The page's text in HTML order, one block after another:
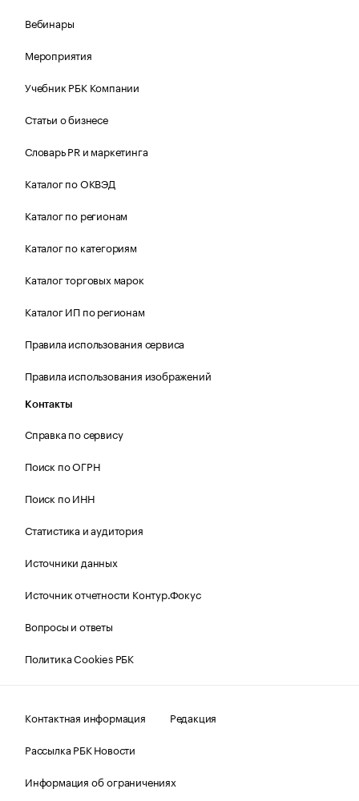
Вебинары
Мероприятия
Учебник РБК Компании
Статьи о бизнесе
Словарь PR и маркетинга
Каталог по ОКВЭД
Каталог по регионам
Каталог по категориям
Каталог торговых марок
Каталог ИП по регионам
Правила использования сервиса
Правила использования изображений
Контакты
Справка по сервису
Поиск по ОГРН
Поиск по ИНН
Статистика и аудитория
Источники данных
Источник отчетности Контур.Фокус
Вопросы и ответы
Политика Cookies РБК
Контактная информация
Редакция
Рассылка РБК Новости
Информация об ограничениях